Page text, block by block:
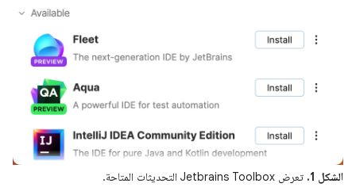
الشكل 1. تعرض Jetbrains Toolbox التحديثات المتاحة.